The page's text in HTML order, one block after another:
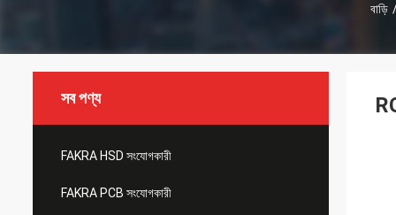
বাড়ি
সব পণ্য
FAKRA HSD সংযোগকারী
FAKRA PCB সংযোগকারী